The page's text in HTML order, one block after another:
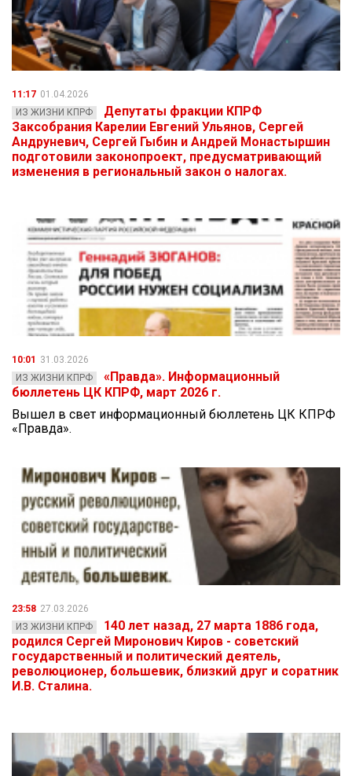
11:17 01.04.2026
ИЗ ЖИЗНИ КПРФ
Депутаты фракции КПРФ
Заксобрания Карелии Евгений Ульянов, Сергей
Андруневич, Сергей Гыбин и Андрей Монастыршин
подготовили законопроект, предусматривающий
изменения в региональный закон о налогах.
10:01
31.03.2026
ИЗ ЖИЗНИ КПРФ
«Правда». Информационный
бюллетень ЦК КПРФ, март 2026 г.
Вышел в свет информационный бюллетень ЦК КПРФ
«Правда».
23:58 27.03.2026
ИЗ ЖИЗНИ КПРФ
140 лет назад, 27 марта 1886 года,
родился Сергей Миронович Киров - советский
государственный и политический деятель,
революционер, большевик, близкий друг и соратник
И.В. Сталина.